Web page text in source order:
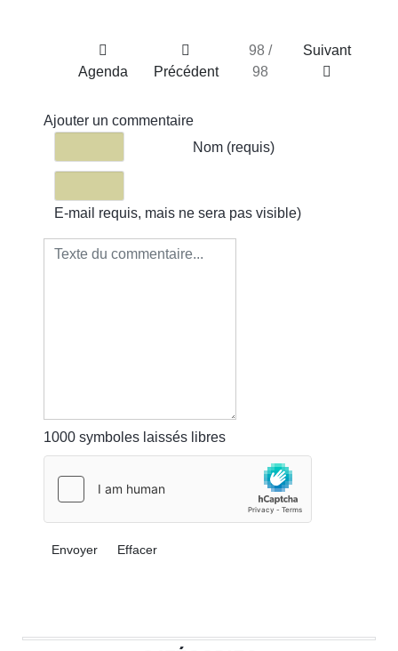
Agenda Précédent
98 /
98
Suivant
Ajouter un commentaire
Nom (requis)
E-mail requis, mais ne sera pas visible)
1000 symboles laissés libres
Envoyer Effacer